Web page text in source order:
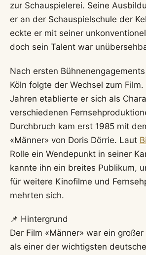
zur Schauspielerei. Seine
er an der Schauspielschule der
eckte er mit seiner
doch sein Talent war
Nach ersten
Köln folgte der Wechsel zum
Jahren etablierte er sich als
verschiedenen
Durchbruch kam erst 1985 mit
«Männer» von Doris Dörrie. Laut
Rolle ein Wendepunkt in seiner
kannte ihn ein breites Publikum,
für weitere Kinofilme und
mehrten sich.
📌 Hintergrund
Der Film «Männer» war ein
als einer der wichtigsten